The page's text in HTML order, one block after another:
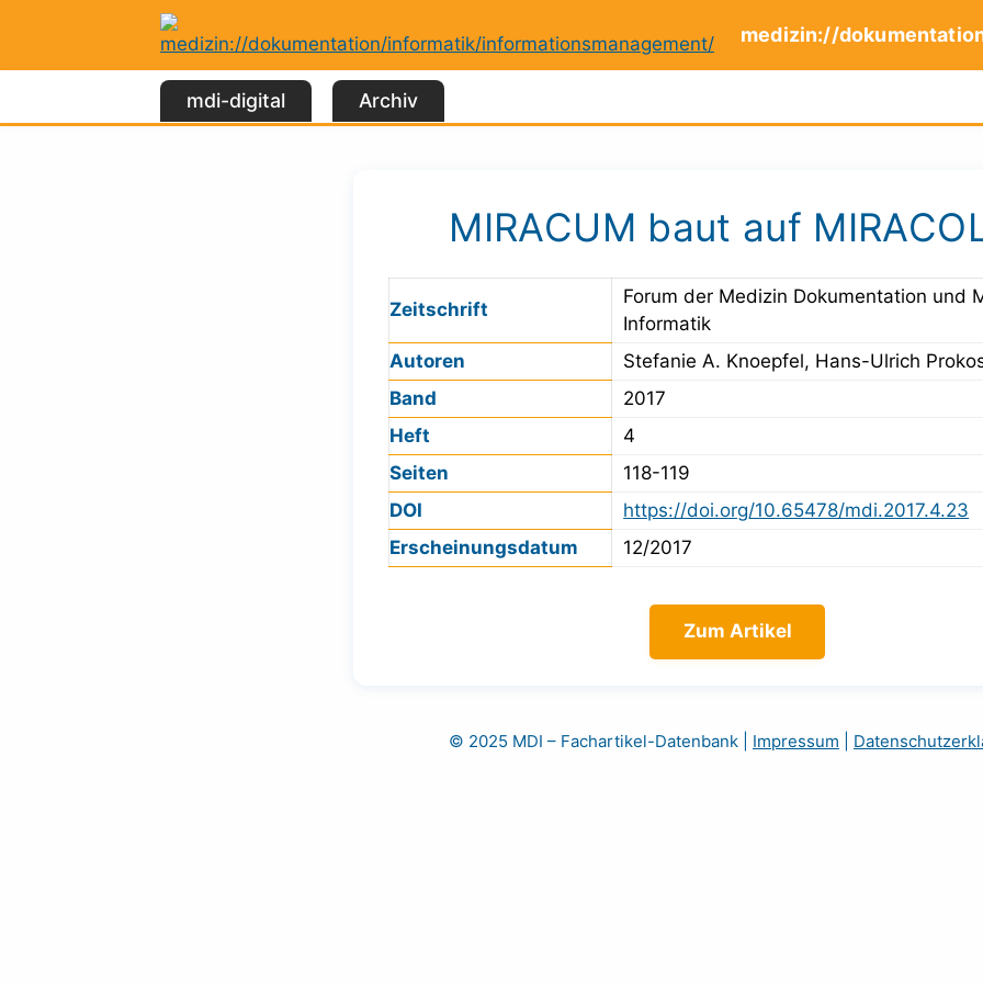
springen
medizin://
mdi-digital Archiv
MIRACUM baut auf
Zeitschrift
Forum der Medizin Dokumentation und
Informatik
Autoren
Stefanie A. Knoepfel, Hans-Ulrich
Band
2017
Heft
4
Seiten
118-119
DOI
https://doi.org/10.65478/mdi.2017.4.23
Erscheinungsdatum
12/2017
Zum Artikel
© 2025 MDI – Fachartikel-Datenbank Impressum